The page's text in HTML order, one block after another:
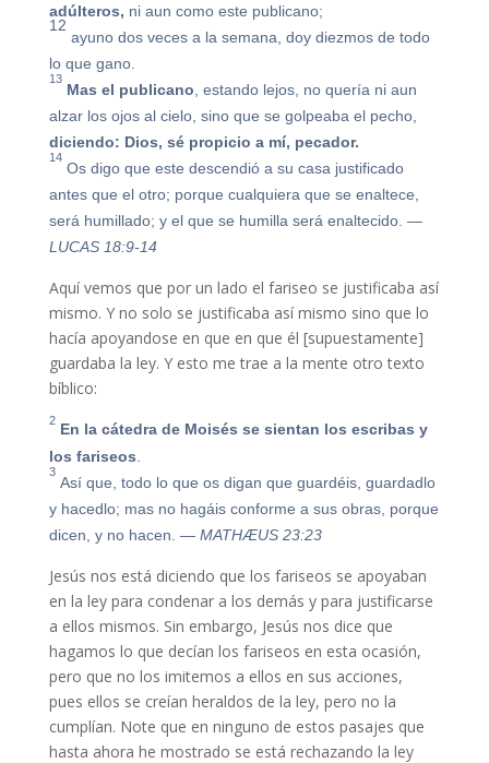
adúlteros, ni aun como este publicano;
12
ayuno dos veces a la semana, doy diezmos de todo
lo que gano.
13
Mas el publicano , estando lejos, no quería ni aun
alzar los ojos al cielo, sino que se golpeaba el pecho,
diciendo: Dios, sé propicio a mí, pecador.
14
Os digo que este descendió a su casa justificado
antes que el otro; porque cualquiera que se enaltece,
será humillado; y el que se humilla será enaltecido. —
LUCAS 18:9-14
Aquí vemos que por un lado el fariseo se justificaba así
mismo. Y no solo se justificaba así mismo sino que lo
hacía apoyandose en que en que él [supuestamente]
guardaba la ley. Y esto me trae a la mente otro texto
bíblico:
2 En la cátedra de Moisés se sientan los escribas y
los fariseos
3
Así que, todo lo que os digan que guardéis, guardadlo
y hacedlo; mas no hagáis conforme a sus obras, porque
dicen, y no hacen. — MATHÆUS 23:23
Jesús nos está diciendo que los fariseos se apoyaban
en la ley para condenar a los demás y para justificarse
a ellos mismos. Sin embargo, Jesús nos dice que
hagamos lo que decían los fariseos en esta ocasión,
pero que no los imitemos a ellos en sus acciones,
pues ellos se creían heraldos de la ley, pero no la
cumplían. Note que en ninguno de estos pasajes que
hasta ahora he mostrado se está rechazando la ley